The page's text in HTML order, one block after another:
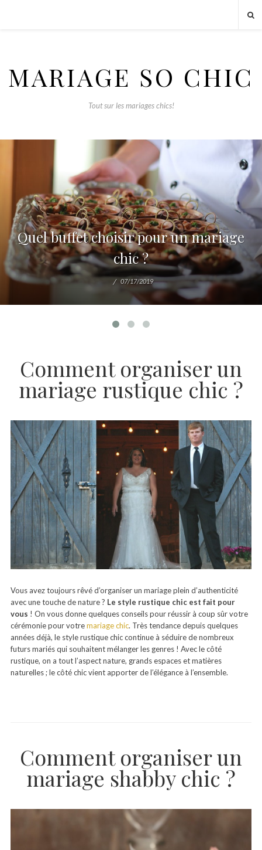
MARIAGE SO CHIC
Tout sur les mariages chics!
Quel buffet choisir pour un mariage
chic ?
07/17/2019
Comment organiser un
mariage rustique chic ?
Vous avez toujours rêvé d’organiser un mariage plein d’authenticité
avec une touche de nature ? Le style rustique chic est fait pour
vous ! On vous donne quelques conseils pour réussir à coup sûr votre
cérémonie pour votremariage chic. Très tendance depuis quelques
années déjà, le style rustique chic continue à séduire de nombreux
futurs mariés qui souhaitent mélanger les genres ! Avec le côté
rustique, on a tout l’aspect nature, grands espaces et matières
naturelles ; le côté chic vient apporter de l’élégance à l’ensemble.
Comment organiser un
mariage shabby chic ?